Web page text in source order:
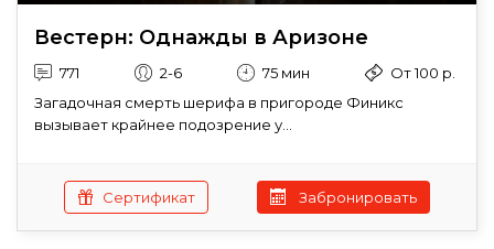
Вестерн: Однажды в Аризоне
771 2-6 75 мин
От 100 р.
Загадочная смерть шерифа в пригороде Финикс
вызывает крайнее подозрение у...
Сертификат Забронировать